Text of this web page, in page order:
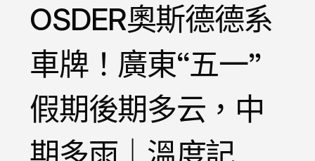
OSDER奧斯德德系
車牌！廣東“五一”
假期後期多云，中